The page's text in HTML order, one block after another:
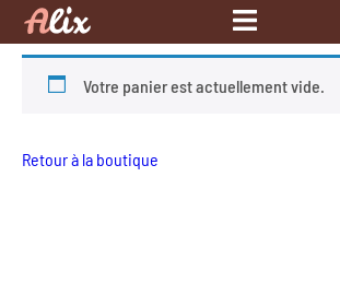
Votre panier est actuellement vide.
Retour à la boutique